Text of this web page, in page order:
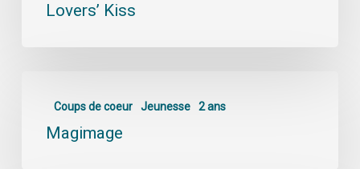
Lovers’ Kiss
Coups de coeur Jeunesse 2 ans
Magimage